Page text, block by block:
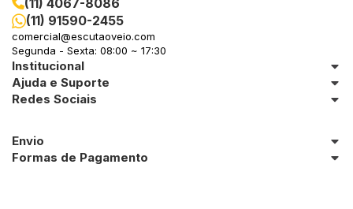
Stone
a categoria
(11) 4067-8086
(11) 91590-2455
comercial@escutaoveio.com
Segunda - Sexta: 08:00 ~ 17:30
Institucional
Ajuda e Suporte
Redes Sociais
Envio
Formas de Pagamento